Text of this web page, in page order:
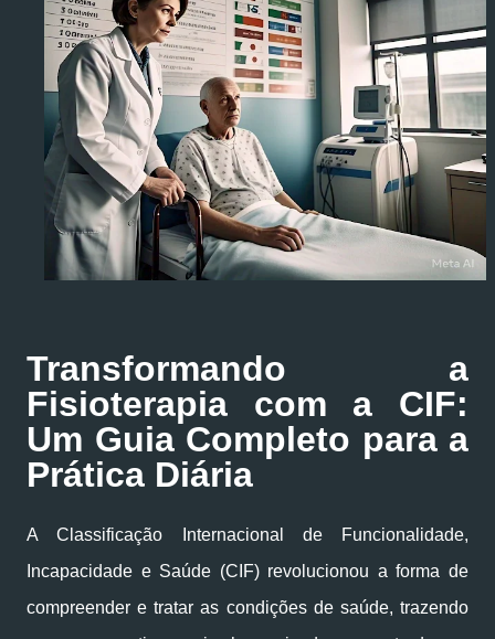
Transformando a
Fisioterapia com a CIF:
Um Guia Completo para a
Prática Diária
A Classificação Internacional de Funcionalidade,
Incapacidade e Saúde (CIF) revolucionou a forma de
compreender e tratar as condições de saúde, trazendo